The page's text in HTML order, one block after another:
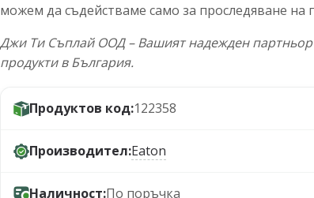
можем да съдействаме само за проследяване на
Джи Ти Съплай ООД – Вашият надежден партньор
продукти в България.
Продуктов код:122358
Производител:Eaton
Наличност:По поръчка